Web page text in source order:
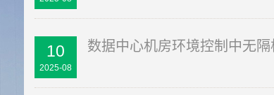
10
2025-08
数据中心机房环境控制中无